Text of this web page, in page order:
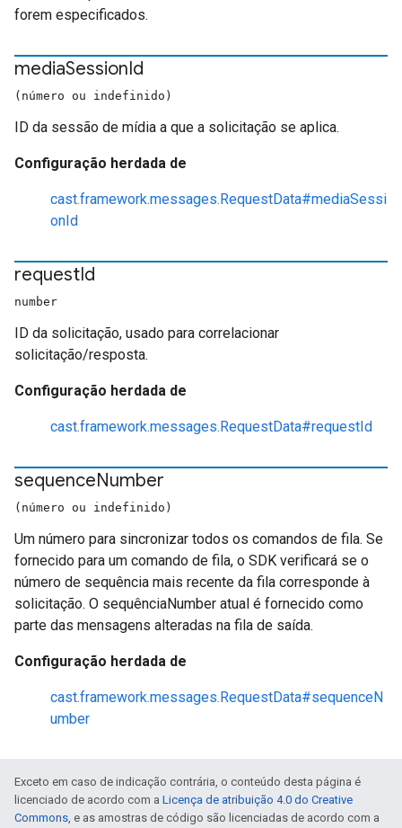
forem especificados.
mediaSessionId
(número ou indefinido)
ID da sessão de mídia a que a solicitação se aplica.
Configuração herdada de
cast.framework.messages.RequestData#mediaSessi
onId
requestId
number
ID da solicitação, usado para correlacionar
solicitação/resposta.
Configuração herdada de
cast.framework.messages.RequestData#requestId
sequenceNumber
(número ou indefinido)
Um número para sincronizar todos os comandos de fila. Se
fornecido para um comando de fila, o SDK verificará se o
número de sequência mais recente da fila corresponde à
solicitação. O sequênciaNumber atual é fornecido como
parte das mensagens alteradas na fila de saída.
Configuração herdada de
cast.framework.messages.RequestData#sequenceN
umber
Exceto em caso de indicação contrária, o conteúdo desta página é
licenciado de acordo com a Licença de atribuição 4.0 do Creative
Commons, e as amostras de código são licenciadas de acordo com a